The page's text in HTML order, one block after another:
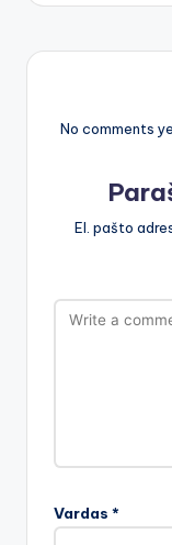
No comments
El. pašto
Vardas *